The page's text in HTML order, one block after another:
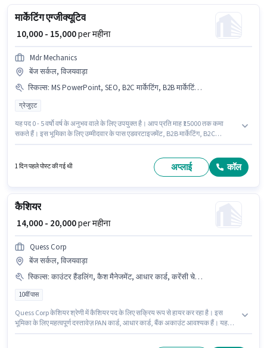
मार्केटिंग एग्जीक्यूटिव
₹ 10,000 - 15,000per महीना
Mdr Mechanics
बेंज सर्कल, विजयवाड़ा
स्किल्स: MS PowerPoint, SEO, B2C मार्केटिंग, B2B मार्केटिंग, ब्रांड मार्केटिंग, एडवरटाइजमेंट
ग्रेजुएट
यह पद 0 - 5 वर्षो वर्ष के अनुभव वाले के लिए उपयुक्त है। आप प्रति माह ₹15000 तक कमा
सकते हैं। इस भूमिका के लिए उम्मीदवार के पास एडवरटाइजमेंट, B2B मार्केटिंग, B2C
उपलब्ध है। यह नौकरी बेंज सर्कल, विजयवाड़ा में स्थित है। Mdr Mechanics में मार्केटिंग
1 दिन पहले पोस्ट की गई थी अप्लाई कॉल
कैशियर
₹ 14,000 - 20,000per महीना
Quess Corp
बेंज सर्कल, विजयवाड़ा
स्किल्स: काउंटर हैंडलिंग, कैश मैनेजमेंट, आधार कार्ड, करेंसी चेक, बैंक अकाउंट, PAN कार्ड
10वीं पास
Quess Corp केशियर श्रेणी में कैशियर पद के लिए सक्रिय रूप से हायर कर रहा है। इस
भूमिका के लिए महत्वपूर्ण दस्तावेज़ PAN कार्ड, आधार कार्ड, बैंक अकाउंट आवश्यक हैं। यह